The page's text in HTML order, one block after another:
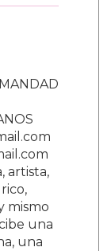
artista,
mismo
una
una